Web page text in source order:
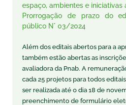
espaço, ambientes e
Prorrogação de prazo do
público N° 03/2024
Além dos editais abertos para a
também estão abertas as
avaliadora da Pnab. A
cada 25 projetos para todos
ser realizada até o dia 18 de
preenchimento de formulário